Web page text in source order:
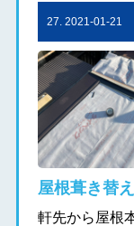
27. 2021-01-21
屋根葺き替
軒先から屋根